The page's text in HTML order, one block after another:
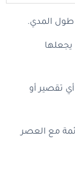
طول المدي.
يجعلها
تقصير أو
مع العصر